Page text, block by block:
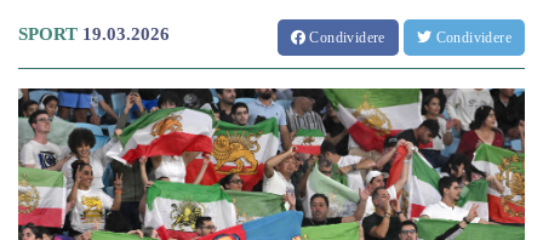
SPORT 19.03.2026 Condividere Condividere